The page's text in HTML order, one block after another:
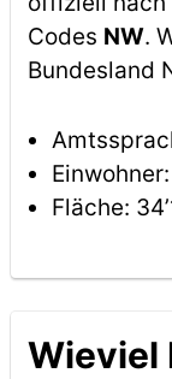
Codes NW.
Bundesland
Einwohner:
Fläche:
Wieviel